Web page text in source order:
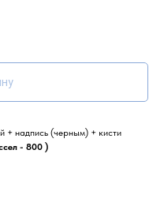
+ надпись (черным) + кисти
- 800 )